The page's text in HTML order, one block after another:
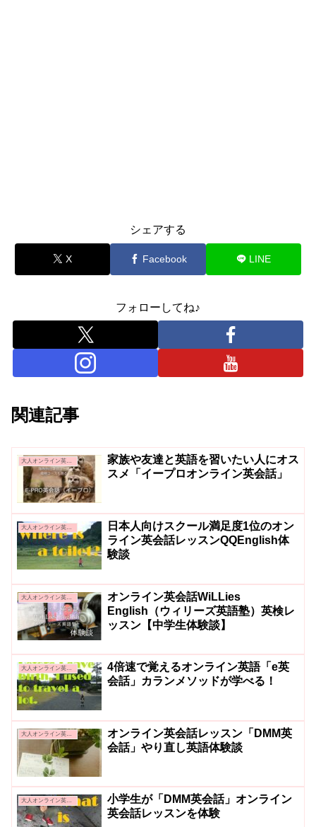
シェアする
X Facebook LINE
フォローしてね♪
関連記事
大人オンライン英会話
家族や友達と英語を習いたい人にオス
スメ「イープロオンライン英会話」
大人オンライン英会話
日本人向けスクール満足度1位のオン
ライン英会話レッスンQQEnglish体
験談
大人オンライン英会話
オンライン英会話WiLLies
English（ウィリーズ英語塾）英検レ
ッスン【中学生体験談】
大人オンライン英会話
4倍速で覚えるオンライン英語「e英
会話」カランメソッドが学べる！
大人オンライン英会話
オンライン英会話レッスン「DMM英
会話」やり直し英語体験談
大人オンライン英会話
小学生が「DMM英会話」オンライン
英会話レッスンを体験